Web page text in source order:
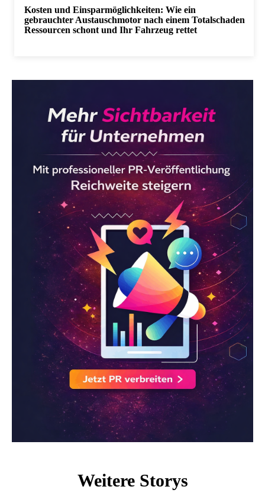
Kosten und Einsparmöglichkeiten: Wie ein
gebrauchter Austauschmotor nach einem Totalschaden
Ressourcen schont und Ihr Fahrzeug rettet
Weitere Storys